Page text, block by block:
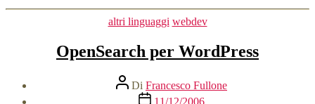
Categorie
altri linguaggi webdev
OpenSearch per WordPress
Autore
articolo
Di Francesco Fullone
Data